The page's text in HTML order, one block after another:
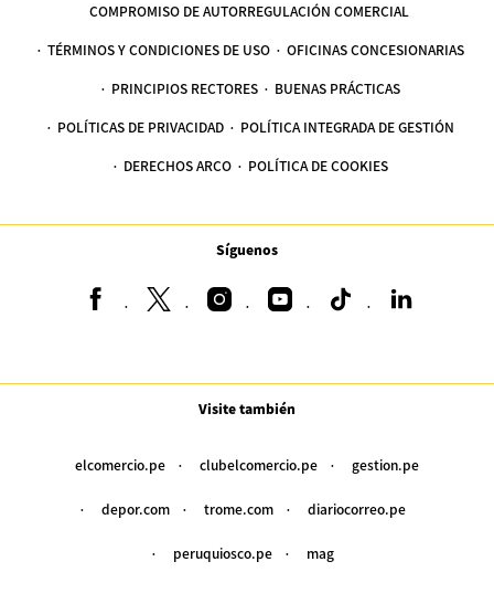
COMPROMISO DE AUTORREGULACIÓN COMERCIAL
TÉRMINOS Y CONDICIONES DE USO OFICINAS CONCESIONARIAS
PRINCIPIOS RECTORES BUENAS PRÁCTICAS
POLÍTICAS DE PRIVACIDAD POLÍTICA INTEGRADA DE GESTIÓN
DERECHOS ARCO POLÍTICA DE COOKIES
Síguenos
Visite también
elcomercio.pe clubelcomercio.pe gestion.pe
depor.com trome.com diariocorreo.pe
peruquiosco.pe mag